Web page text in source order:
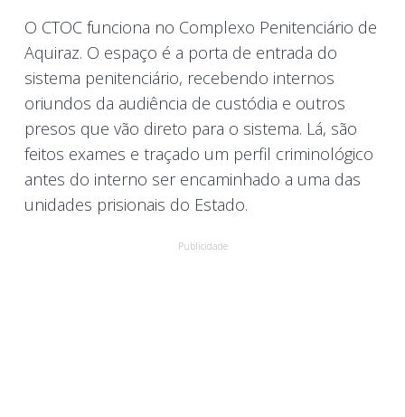
O CTOC funciona no Complexo Penitenciário de
Aquiraz. O espaço é a porta de entrada do
sistema penitenciário, recebendo internos
oriundos da audiência de custódia e outros
presos que vão direto para o sistema. Lá, são
feitos exames e traçado um perfil criminológico
antes do interno ser encaminhado a uma das
unidades prisionais do Estado.
Publicidade